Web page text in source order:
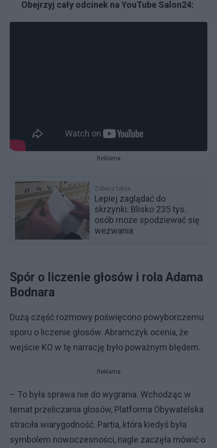
Obejrzyj cały odcinek na YouTube Salon24:
Reklama
Zobacz także
Lepiej zaglądać do
skrzynki. Blisko 235 tys.
osób może spodziewać się
wezwania
Spór o liczenie głosów i rola Adama
Bodnara
Dużą część rozmowy poświęcono powyborczemu
sporu o liczenie głosów. Abramczyk ocenia, że
wejście KO w tę narrację było poważnym błędem.
Reklama
– To była sprawa nie do wygrania. Wchodząc w
temat przeliczania głosów, Platforma Obywatelska
straciła wiarygodność. Partia, która kiedyś była
symbolem nowoczesności, nagle zaczęła mówić o